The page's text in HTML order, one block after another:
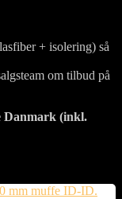
+ isolering) så
om tilbud på
Danmark (inkl.